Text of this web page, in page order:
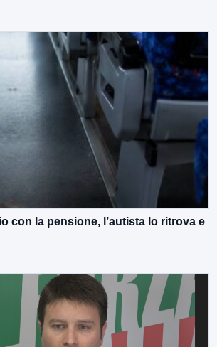
con la pensione, l’autista lo ritrova e